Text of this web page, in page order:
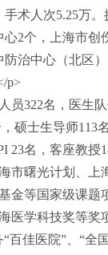
手术人次5.25万
2个，上海市
防治中心（北区
p>
员322名，医生
硕士生导师
23名，客座教
市曙光计划、
金等国家级课
医学科技奖等奖
百佳医院”、“全